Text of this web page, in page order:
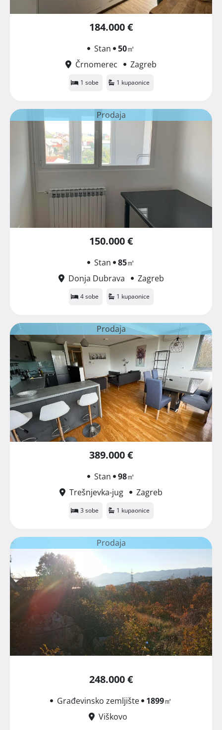
184.000 €
Stan 50㎡
Črnomerec
Zagreb
1 sobe 1 kupaonice
Prodaja
150.000 €
Stan 85㎡
Donja Dubrava
Zagreb
4 sobe 1 kupaonice
Prodaja
389.000 €
Stan 98㎡
Trešnjevka-jug
Zagreb
3 sobe 1 kupaonice
Prodaja
248.000 €
Građevinsko zemljište 1899㎡
Viškovo